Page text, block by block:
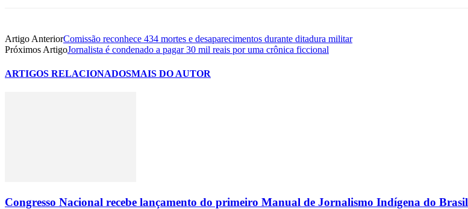
Artigo AnteriorComissão reconhece 434 mortes e desaparecimentos durante ditadura militar
Próximos ArtigoJornalista é condenado a pagar 30 mil reais por uma crônica ficcional
ARTIGOS RELACIONADOSMAIS DO AUTOR
Congresso Nacional recebe lançamento do primeiro Manual de Jornalismo Indígena do Brasil